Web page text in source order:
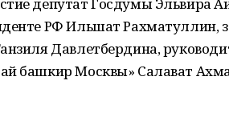
РФ Ильшат Рахматуллин,
Давлетбердина,
башкир Москвы» Салават